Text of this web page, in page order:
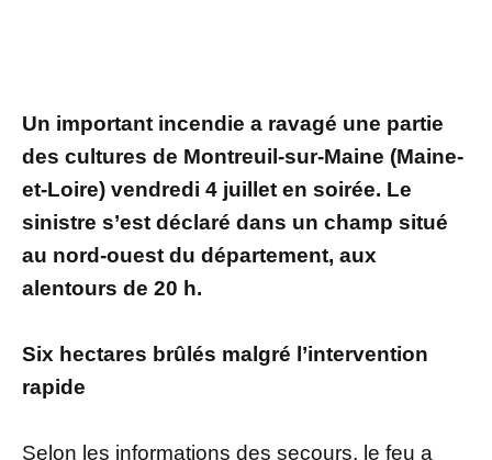
Un important incendie a ravagé une partie
des cultures de Montreuil-sur-Maine (Maine-
et-Loire) vendredi 4 juillet en soirée. Le
sinistre s’est déclaré dans un champ situé
au nord-ouest du département, aux
alentours de 20 h.
Six hectares brûlés malgré l’intervention
rapide
Selon les informations des secours, le feu a